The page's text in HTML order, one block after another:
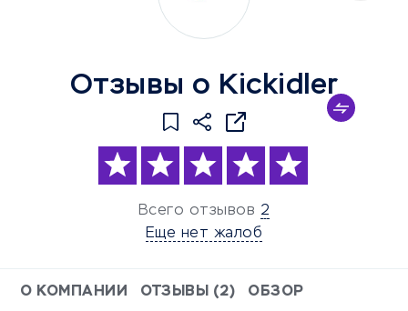
Отзывы о Kickidler
Всего отзывов 2
Еще нет жалоб
О КОМПАНИИ ОТЗЫВЫ (2) ОБЗОР